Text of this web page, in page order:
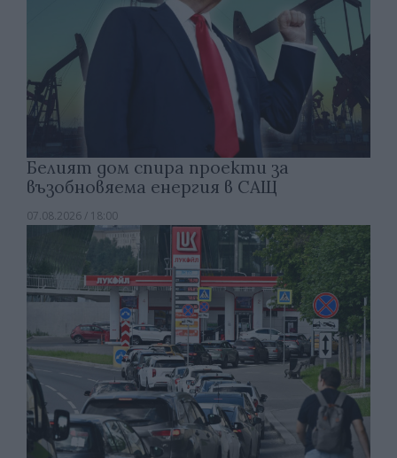
Белият дом спира проекти за
възобновяема енергия в САЩ
07.08.2026 / 18:00